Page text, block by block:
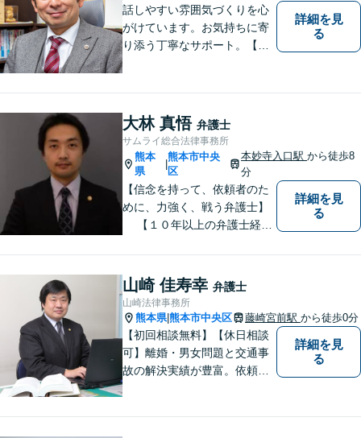
話しやすい雰囲気づくりを心
がけています。お気持ちに寄
り添う丁寧なサポート。【借
用】証拠集めから手厚くサポ
ート。企業からのご相談も承
ります【交通事故】弁護士費
用特約の利用可【夜間・休日
面談可】
詳細を見
る
大林 真悟 弁護士
サムライ総合法律事務所
熊本
県
|
熊本市中央
区
本妙寺入口駅から徒歩8
分
【信念を持って、依頼者のた
めに、力強く、戦う弁護士】
【１０年以上の弁護士経
等の男女トラブル、③顧問弁
護の３つの分野に力を注ぐ弁
護士】
詳細を見
る
山崎 佳寿幸 弁護士
山崎法律事務所
熊本県|熊本市中央区 藤崎宮前駅 から徒歩0分
【初回相談無料】【休日相談
可】離婚・男女問題と交通事
故の解決実績が豊富。依頼者
詳細を見
る